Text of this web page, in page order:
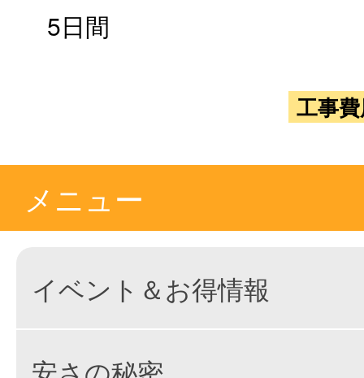
5日間
工事
メニュー
イベント＆お得情報
安さの秘密